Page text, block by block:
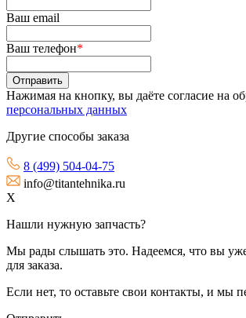
Ваш email
Ваш телефон*
Нажимая на кнопку, вы даёте согласие на
персональных данных
Другие способы заказа
8 (499) 504-04-75
info@titantehnika.ru
X
Нашли нужную запчасть?
Мы рады слышать это. Надеемся, что вы
для заказа.
Если нет, то оставьте свои контакты, и мы